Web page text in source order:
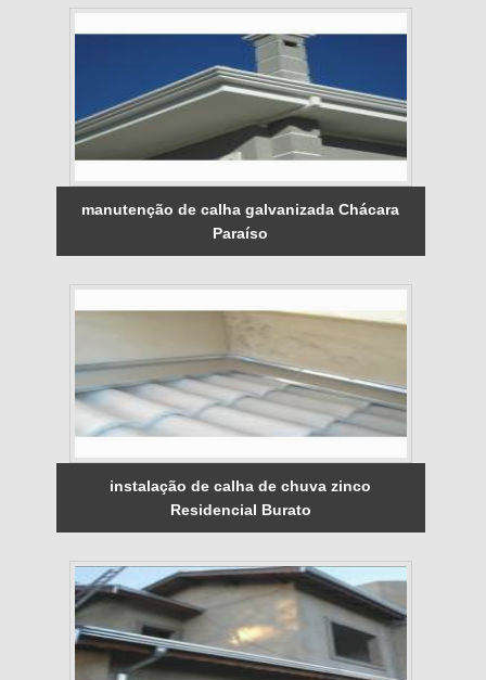
manutenção de calha galvanizada Chácara
Paraíso
instalação de calha de chuva zinco
Residencial Burato